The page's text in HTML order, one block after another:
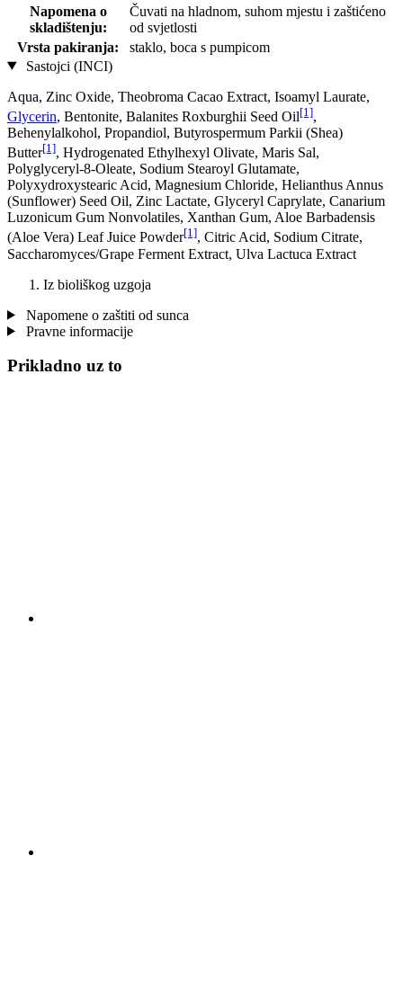
Napomena o
skladištenju:
Čuvati na hladnom, suhom mjestu i zaštićeno
od svjetlosti
Vrsta pakiranja:
staklo, boca s pumpicom
Sastojci (INCI)
Aqua, Zinc Oxide, Theobroma Cacao Extract, Isoamyl Laurate,
Glycerin, Bentonite, Balanites Roxburghii Seed Oil[1],
Behenylalkohol, Propandiol, Butyrospermum Parkii (Shea)
Butter[1], Hydrogenated Ethylhexyl Olivate, Maris Sal,
Polyglyceryl-8-Oleate, Sodium Stearoyl Glutamate,
Polyxydroxystearic Acid, Magnesium Chloride, Helianthus Annus
(Sunflower) Seed Oil, Zinc Lactate, Glyceryl Caprylate, Canarium
Luzonicum Gum Nonvolatiles, Xanthan Gum, Aloe Barbadensis
(Aloe Vera) Leaf Juice Powder[1], Citric Acid, Sodium Citrate,
Saccharomyces/Grape Ferment Extract, Ulva Lactuca Extract
Iz bioliškog uzgoja
Napomene o zaštiti od sunca
Pravne informacije
Prikladno uz to